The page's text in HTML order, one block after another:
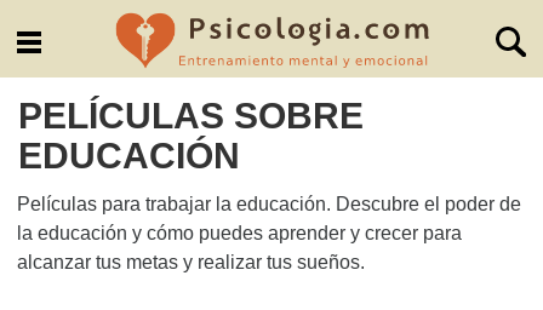
PELÍCULAS SOBRE
EDUCACIÓN
Películas para trabajar la educación. Descubre el poder de
la educación y cómo puedes aprender y crecer para
alcanzar tus metas y realizar tus sueños.